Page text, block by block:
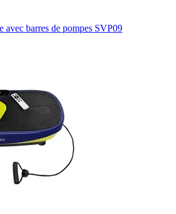
avec barres de pompes SVP09